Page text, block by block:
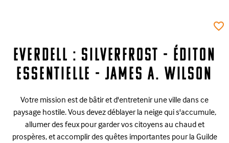
Everdell : Silverfrost - Éditon
Essentielle - James A. Wilson
Votre mission est de bâtir et d'entretenir une ville dans ce
paysage hostile. Vous devez déblayer la neige qui s'accumule,
allumer des feux pour garder vos citoyens au chaud et
prospères, et accomplir des quêtes importantes pour la Guilde
favorite_border